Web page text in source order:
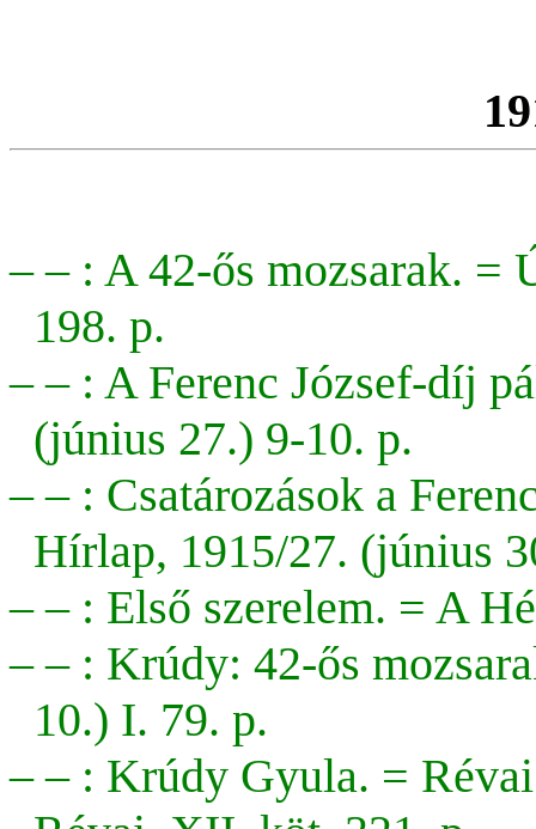
– – : A 42-ős mozsarak. =
198. p.
– – : A Ferenc József-díj
(június 27.) 9-10. p.
– – : Csatározások a
Hírlap, 1915/27. (június
– – : Első szerelem. = A
– – : Krúdy: 42-ős
10.) I. 79. p.
– – : Krúdy Gyula. =